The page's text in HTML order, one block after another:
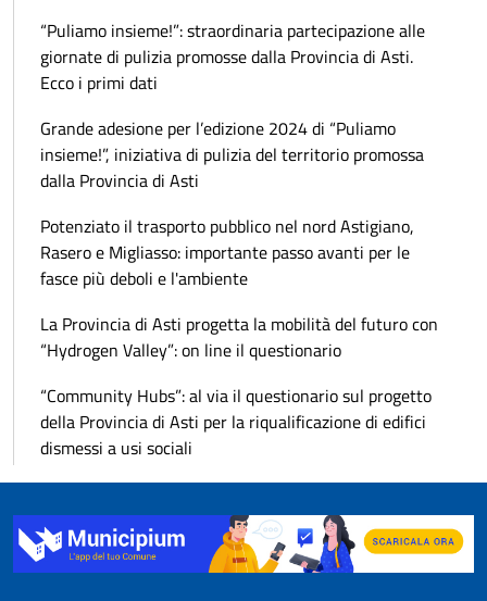
“Puliamo insieme!”: straordinaria partecipazione alle
giornate di pulizia promosse dalla Provincia di Asti.
Ecco i primi dati
Grande adesione per l’edizione 2024 di “Puliamo
insieme!”, iniziativa di pulizia del territorio promossa
dalla Provincia di Asti
Potenziato il trasporto pubblico nel nord Astigiano,
Rasero e Migliasso: importante passo avanti per le
fasce più deboli e l'ambiente
La Provincia di Asti progetta la mobilità del futuro con
“Hydrogen Valley”: on line il questionario
“Community Hubs”: al via il questionario sul progetto
della Provincia di Asti per la riqualificazione di edifici
dismessi a usi sociali